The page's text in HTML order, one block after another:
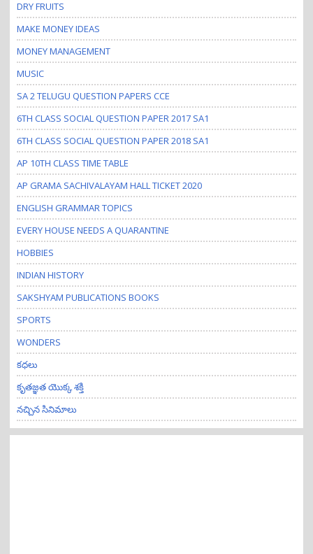
DRY FRUITS
MAKE MONEY IDEAS
MONEY MANAGEMENT
MUSIC
SA 2 TELUGU QUESTION PAPERS CCE
6TH CLASS SOCIAL QUESTION PAPER 2017 SA1
6TH CLASS SOCIAL QUESTION PAPER 2018 SA1
AP 10TH CLASS TIME TABLE
AP GRAMA SACHIVALAYAM HALL TICKET 2020
ENGLISH GRAMMAR TOPICS
EVERY HOUSE NEEDS A QUARANTINE
HOBBIES
INDIAN HISTORY
SAKSHYAM PUBLICATIONS BOOKS
SPORTS
WONDERS
కధలు
కృతజ్ఞత యొక్క శక్తి
నచ్చిన సినిమాలు